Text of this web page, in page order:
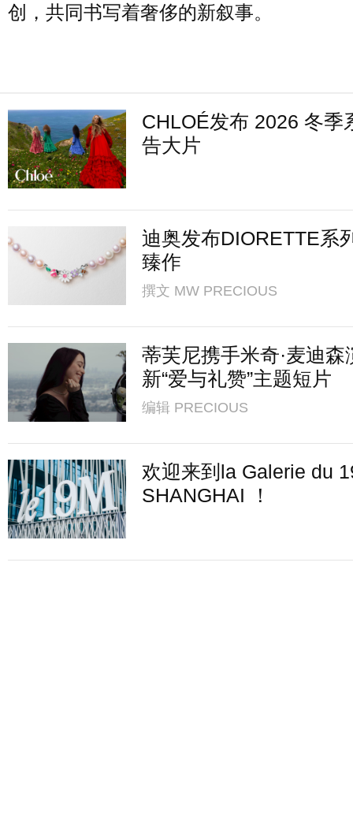
创，共同书写着奢侈的新叙事。
CHLOÉ发布 2026 冬季
告大片
迪奥发布DIORETTE系
臻作
撰文 MW PRECIOUS
蒂芙尼携手米奇·麦迪森
新“爱与礼赞”主题短片
编辑 PRECIOUS
欢迎来到la Galerie du
SHANGHAI ！